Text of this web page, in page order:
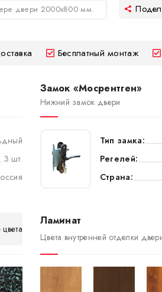
двери 2000х800 мм.
Бесплатный монтаж
3 шт.
Замок «Мосрентген»
Нижний замок двери
Тип замка:
Регелей:
Страна:
Ламинат
Цвета внутренней отделки